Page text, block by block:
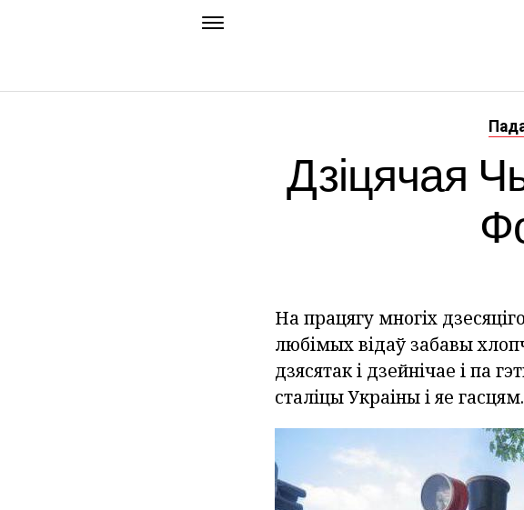
Дзіцячая
На працягу многіх
любімых відаў забавы
дзясятак і дзейнічае і па
сталіцы Украіны і яе гасцям.